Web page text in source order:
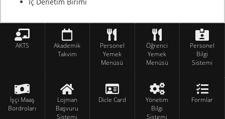
İç Denetim Birimi
AKTS
Akademik
Takvim
Personel
Yemek
Menüsü
Öğrenci
Yemek
Menüsü
Personel
Bilgi
Sistemi
İşçi Maaş
Bordroları
Lojman
Başvuru
Sistemi
Dicle Card
Yönetim
Bilgi
Sistemi
Formlar